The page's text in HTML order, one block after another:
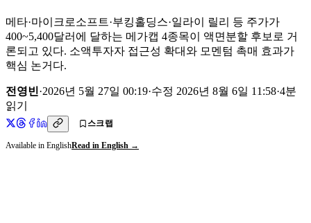
메타·마이크로소프트·부킹홀딩스·일라이 릴리 등 주가가
400~5,400달러에 달하는 메가캡 4종목이 액면분할 후보로 거
론되고 있다. 소액투자자 접근성 확대와 모멘텀 촉매 효과가
핵심 논거다.
전영빈·2026년 5월 27일 00:19·수정 2026년 8월 6일 11:58·4분
읽기
스크랩
Available in EnglishRead in English →